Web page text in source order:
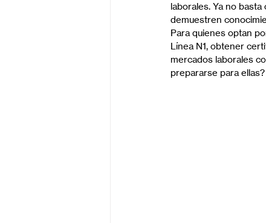
laborales. Ya no
demuestren
Para quienes optan
Línea N1, obtener
mercados laborales
prepararse para ellas?